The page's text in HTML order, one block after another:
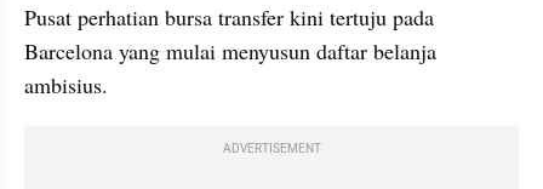
Pusat perhatian bursa transfer kini tertuju pada
Barcelona yang mulai menyusun daftar belanja
ambisius.
ADVERTISEMENT